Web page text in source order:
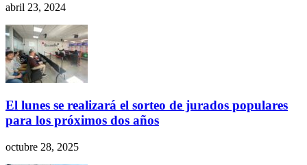
abril 23, 2024
El lunes se realizará el sorteo de jurados populares
para los próximos dos años
octubre 28, 2025